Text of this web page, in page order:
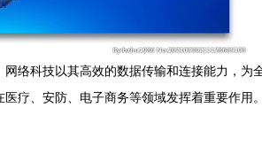
络科技以其高效的数据传输和连接能力，
疗、安防、电子商务等领域发挥着重要作用